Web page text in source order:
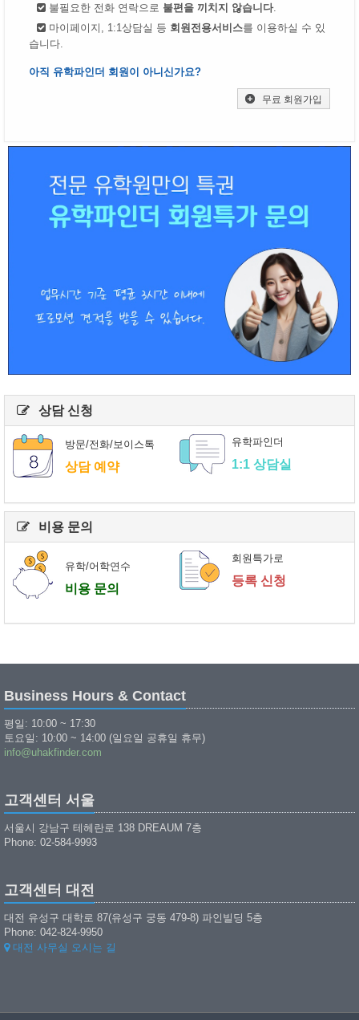
불필요한 전화 연락으로 불편을 끼치지 않습니다.
마이페이지, 1:1상담실 등 회원전용서비스를 이용하실 수 있
습니다.
아직 유학파인더 회원이 아니신가요?
무료 회원가입
상담 신청
방문/전화/보이스톡
상담 예약
유학파인더
1:1 상담실
비용 문의
유학/어학연수
비용 문의
회원특가로
등록 신청
Business Hours & Contact
평일: 10:00 ~ 17:30
토요일: 10:00 ~ 14:00 (일요일 공휴일 휴무)
info@uhakfinder.com
고객센터 서울
서울시 강남구 테헤란로 138 DREAUM 7층
Phone: 02-584-9993
고객센터 대전
대전 유성구 대학로 87(유성구 궁동 479-8) 파인빌딩 5층
Phone: 042-824-9950
대전 사무실 오시는 길